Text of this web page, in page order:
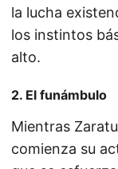
la lucha
los instintos
alto.
2. El funámbulo
Mientras
comienza su